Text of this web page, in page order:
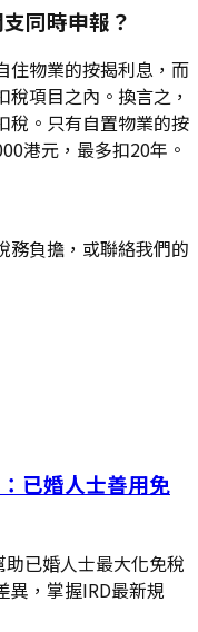
同時申報？
住物業的按揭利息，而
項目之內。換言之，
稅。只有自置物業的按
港元，最多扣20年。
務負擔，或聯絡我們的
已婚人士善用免
已婚人士最大化免稅
異，掌握IRD最新規